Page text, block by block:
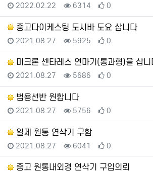
등록일
2022.02.22 조회
6314 추천
0
중고다이케스팅 도시바 도요 삽니다
등록일
2021.08.27 조회
5925 추천
0
미크론 센타레스 연마기(통과형)을 삽니
등록일
2021.08.27 조회
5686 추천
0
범용선반 원합니다
등록일
2021.08.27 조회
5756 추천
0
일제 원통 연삭기 구함
등록일
2021.08.27 조회
6041 추천
0
중고 원통내외경 연삭기 구입의뢰